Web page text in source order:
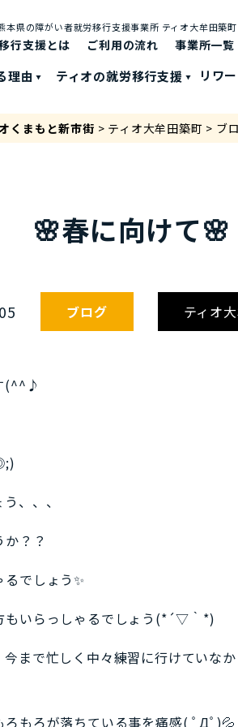
本県の障がい者就労移⾏⽀援事業所 ティオ⼤牟⽥築
行支援とは ご利⽤の流れ 事業所一覧
理由 ティオの就労移⾏⽀援 リワ
くまもと新市街 > ティオ大牟田築町 > ブ
🌸春に向けて🌸
ブログ ティオ
(^^♪
、、、
？？
でしょう✨
もいらっしゃるでしょう(*´▽｀*)
まで忙しく中々練習に行けていな
もろが落ちている事を痛感( ﾟДﾟ)💦